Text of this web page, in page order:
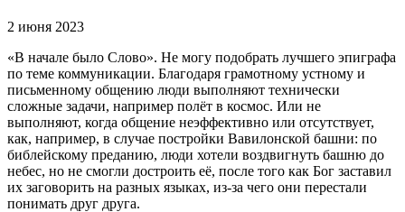
2 июня 2023
«В начале было Слово». Не могу подобрать лучшего эпиграфа
по теме коммуникации. Благодаря грамотному устному и
письменному общению люди выполняют технически
сложные задачи, например полёт в космос. Или не
выполняют, когда общение неэффективно или отсутствует,
как, например, в случае постройки Вавилонской башни: по
библейскому преданию, люди хотели воздвигнуть башню до
небес, но не смогли достроить её, после того как Бог заставил
их заговорить на разных языках, из-за чего они перестали
понимать друг друга.